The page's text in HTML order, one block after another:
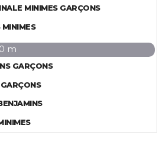
MINIMES GARÇONS
m
GARÇONS